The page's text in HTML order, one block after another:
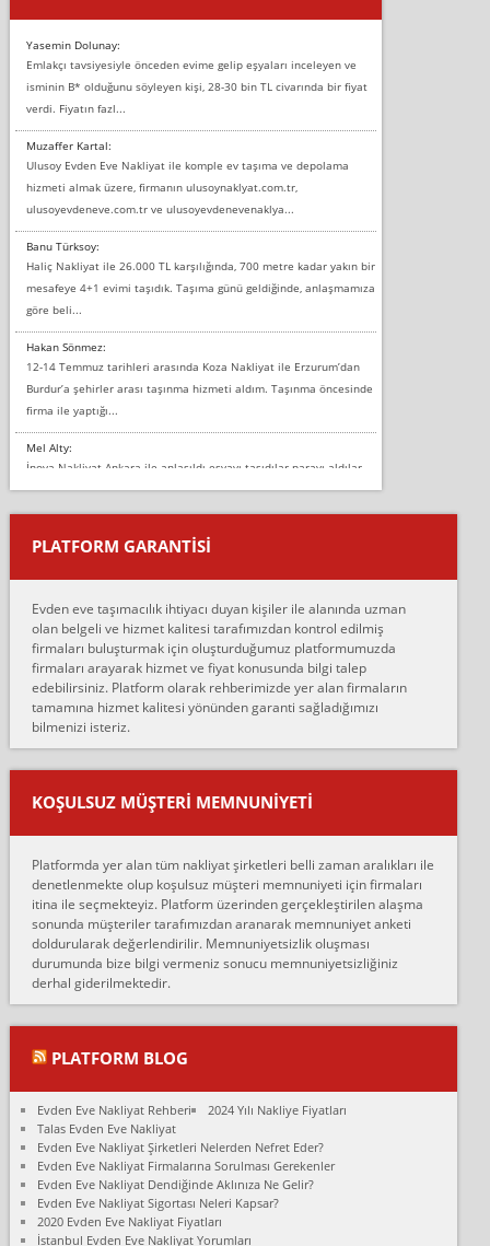
Yasemin Dolunay:
Emlakçı tavsiyesiyle önceden evime gelip eşyaları inceleyen ve
isminin B* olduğunu söyleyen kişi, 28-30 bin TL civarında bir fiyat
verdi. Fiyatın fazl...
Muzaffer Kartal:
Ulusoy Evden Eve Nakliyat ile komple ev taşıma ve depolama
hizmeti almak üzere, firmanın ulusoynaklyat.com.tr,
ulusoyevdeneve.com.tr ve ulusoyevdenevenaklya...
Banu Türksoy:
Haliç Nakliyat ile 26.000 TL karşılığında, 700 metre kadar yakın bir
mesafeye 4+1 evimi taşıdık. Taşıma günü geldiğinde, anlaşmamıza
göre beli...
Hakan Sönmez:
12-14 Temmuz tarihleri arasında Koza Nakliyat ile Erzurum’dan
Burdur’a şehirler arası taşınma hizmeti aldım. Taşınma öncesinde
firma ile yaptığı...
Mel Alty:
İnova Nakliyat Ankara ile anlaşıldı eşyayı taşıdılar parayı aldılar.
Salon duvarına bir baktım birisi boydan alüminyum renkli bantı
yapıştırm...
Murat:
çalıştıklarını, müş...
Ahmet:
Lüleburgaz güngünes evden eve naklyat eşyalarımı taşımak için
anlaştık sabah eve geldiklerinde de eşyalarımı düzgün şekilde
sarcaz demelerine r...
mehmet güldü:
Ankara ALİCANLAR NAKLİYAT Tutarsız ve ticari ahlak problemleri
var verdikleri fiyat teklifini arttırdılar. Sonrasında taşıma gününde
oldukça tutarsı...
Ankara Alicanlar naklyat tel 5465524025. 2600 TL'ye ankaradan
Konya ya Alicanlar naklyat la anlaştık bu şahıs evin taşınacağı gün
fiyatın mazoto gele...
Fatih kokmese:
Diyarbakır dan eşyamı getirtmek için anlaştım sözleşme yaptım.
Son anda fiyat artırdılar.. mecburiyetten tasittim.. bu kişiler ağrılı
Ali:
olduk. Asansörlü dediler sonra uraya asansör kurulmaz dediler
fark istediler. ortada asa...
Nimet:
Ben 2021 Ağustos ilk haftası Evimi taşıdım yani İstanbul'un bir
Mahallesi'nden bir başka Mahallesi'ne yani Ümraniye bölgesinde
oturuyorum önceleri ara...
PLATFORM GARANTİSİ
Evden eve taşımacılık ihtiyacı duyan kişiler ile alanında uzman
olan belgeli ve hizmet kalitesi tarafımızdan kontrol edilmiş
firmaları buluşturmak için oluşturduğumuz platformumuzda
firmaları arayarak hizmet ve fiyat konusunda bilgi talep
edebilirsiniz. Platform olarak rehberimizde yer alan firmaların
tamamına hizmet kalitesi yönünden garanti sağladığımızı
bilmenizi isteriz.
KOŞULSUZ MÜŞTERI MEMNUNIYETI
Platformda yer alan tüm nakliyat şirketleri belli zaman aralıkları ile
denetlenmekte olup koşulsuz müşteri memnuniyeti için firmaları
itina ile seçmekteyiz. Platform üzerinden gerçekleştirilen alaşma
sonunda müşteriler tarafımızdan aranarak memnuniyet anketi
doldurularak değerlendirilir. Memnuniyetsizlik oluşması
durumunda bize bilgi vermeniz sonucu memnuniyetsizliğiniz
derhal giderilmektedir.
PLATFORM BLOG
Evden Eve Nakliyat Rehberi
2024 Yılı Nakliye Fiyatları
Talas Evden Eve Nakliyat
Evden Eve Nakliyat Şirketleri Nelerden Nefret Eder?
Evden Eve Nakliyat Firmalarına Sorulması Gerekenler
Evden Eve Nakliyat Dendiğinde Aklınıza Ne Gelir?
Evden Eve Nakliyat Sigortası Neleri Kapsar?
2020 Evden Eve Nakliyat Fiyatları
İstanbul Evden Eve Nakliyat Yorumları